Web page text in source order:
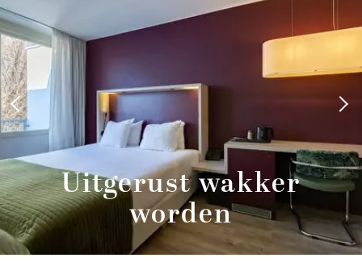
Uitgerust wakker
worden